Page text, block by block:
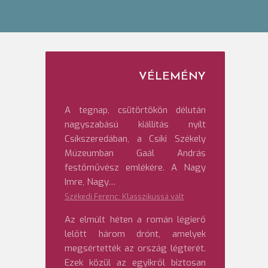
VÉLEMÉNY
A tegnap, csütörtökön délután
nagyszabású kiállítás nyílt
Csíkszeredában, a Csíki Székely
Múzeumban Gaál András
festőművész emlékére. A Nagy
Imre, Nagy…
Székedi Ferenc: Klasszikussá vált
Az elmúlt héten a román légierő
lelőtt három drónt, amelyek
megsértették az ország légterét.
Ezek közül az egyikről biztosan